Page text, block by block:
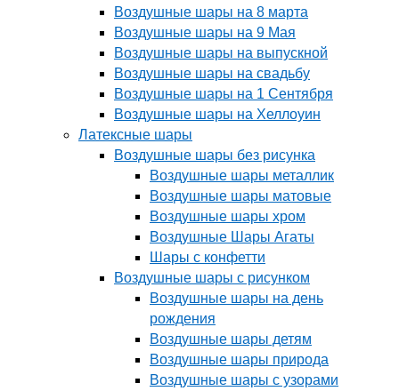
Воздушные шары на 8 марта
Воздушные шары на 9 Мая
Воздушные шары на выпускной
Воздушные шары на свадьбу
Воздушные шары на 1 Сентября
Воздушные шары на Хеллоуин
Латексные шары
Воздушные шары без рисунка
Воздушные шары металлик
Воздушные шары матовые
Воздушные шары хром
Воздушные Шары Агаты
Шары с конфетти
Воздушные шары с рисунком
Воздушные шары на день
рождения
Воздушные шары детям
Воздушные шары природа
Воздушные шары с узорами